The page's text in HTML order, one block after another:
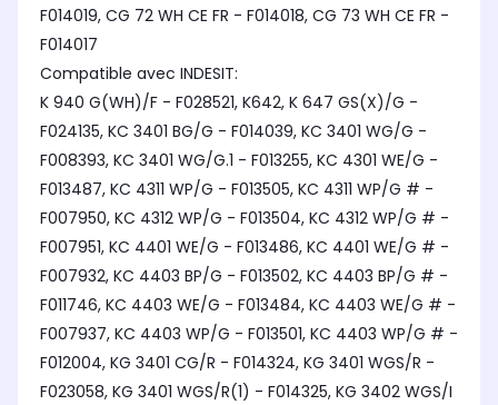
F014019, CG 72 WH CE FR - F014018, CG 73 WH CE FR -
F014017
Compatible avec INDESIT:
K 940 G(WH)/F - F028521, K642, K 647 GS(X)/G -
F024135, KC 3401 BG/G - F014039, KC 3401 WG/G -
F008393, KC 3401 WG/G.1 - F013255, KC 4301 WE/G -
F013487, KC 4311 WP/G - F013505, KC 4311 WP/G # -
F007950, KC 4312 WP/G - F013504, KC 4312 WP/G # -
F007951, KC 4401 WE/G - F013486, KC 4401 WE/G # -
F007932, KC 4403 BP/G - F013502, KC 4403 BP/G # -
F011746, KC 4403 WE/G - F013484, KC 4403 WE/G # -
F007937, KC 4403 WP/G - F013501, KC 4403 WP/G # -
F012004, KG 3401 CG/R - F014324, KG 3401 WGS/R -
F023058, KG 3401 WGS/R(1) - F014325, KG 3402 WGS/I